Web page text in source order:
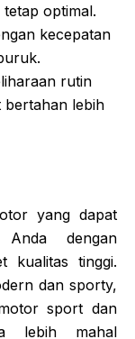
optimal.
kecepatan
rutin
bertahan lebih
yang dapat
Anda dengan
kualitas tinggi.
dan sporty,
sport dan
lebih mahal